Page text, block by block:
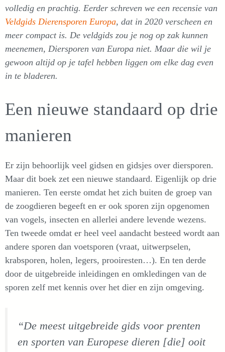
volledig en prachtig. Eerder schreven we een recensie van
Veldgids Dierensporen Europa, dat in 2020 verscheen en
meer compact is. De veldgids zou je nog op zak kunnen
meenemen, Diersporen van Europa niet. Maar die wil je
gewoon altijd op je tafel hebben liggen om elke dag even
in te bladeren.
Een nieuwe standaard op drie
manieren
Er zijn behoorlijk veel gidsen en gidsjes over diersporen.
Maar dit boek zet een nieuwe standaard. Eigenlijk op drie
manieren. Ten eerste omdat het zich buiten de groep van
de zoogdieren begeeft en er ook sporen zijn opgenomen
van vogels, insecten en allerlei andere levende wezens.
Ten tweede omdat er heel veel aandacht besteed wordt aan
andere sporen dan voetsporen (vraat, uitwerpselen,
krabsporen, holen, legers, prooiresten…). En ten derde
door de uitgebreide inleidingen en omkledingen van de
sporen zelf met kennis over het dier en zijn omgeving.
“De meest uitgebreide gids voor prenten
en sporten van Europese dieren [die] ooit